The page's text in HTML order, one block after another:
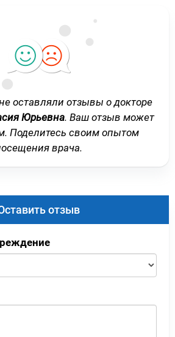
оставляли отзывы о докторе
Юрьевна. Ваш отзыв может
Поделитесь своим опытом
врача.
отзыв